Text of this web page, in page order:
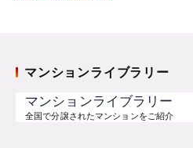
マンションライブラリー
マンションライブラリー
全国で分譲されたマンションをご紹介